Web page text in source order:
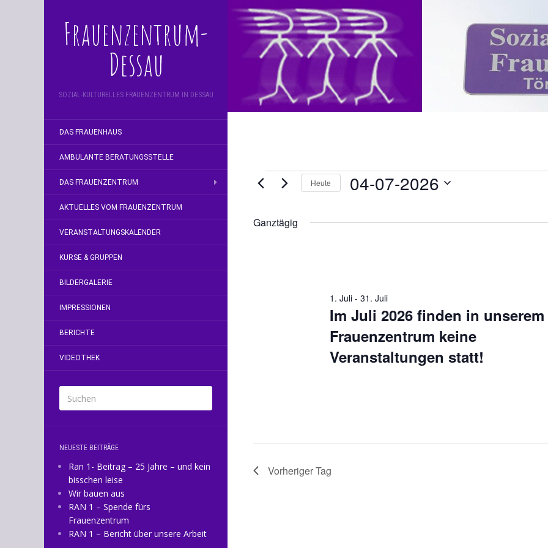
Frauenzentrum-
Dessau
SOZIAL-KULTURELLES FRAUENZENTRUM IN DESSAU
DAS FRAUENHAUS
AMBULANTE BERATUNGSSTELLE
DAS FRAUENZENTRUM
AKTUELLES VOM FRAUENZENTRUM
VERANSTALTUNGSKALENDER
KURSE & GRUPPEN
BILDERGALERIE
IMPRESSIONEN
BERICHTE
VIDEOTHEK
NEUESTE BEITRÄGE
Ran 1- Beitrag – 25 Jahre – und kein
bisschen leise
Wir bauen aus
RAN 1 – Spende fürs
Frauenzentrum
RAN 1 – Bericht über unsere Arbeit
Veranstaltungen
Heute 04-07-2026
Ganztägig
Im Juli 2026 finden in unserem
Frauenzentrum keine
Veranstaltungen statt!
1. Juli - 31. Juli
Vorheriger Tag